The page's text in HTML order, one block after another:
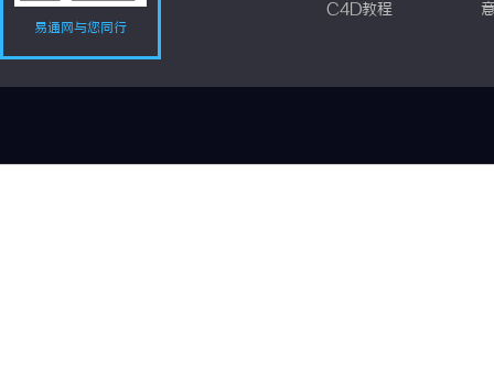
易通网与您同行
C4D教程